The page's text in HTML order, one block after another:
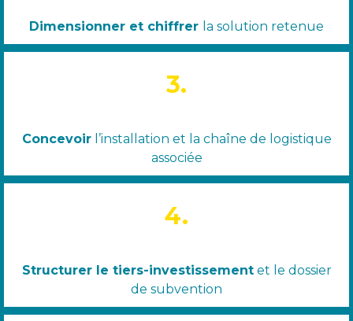
Dimensionner et chiffrer la solution retenue
3.
Concevoirl’installation et la chaîne de logistique
associée
4.
Structurer le tiers-investissementet le dossier
de subvention